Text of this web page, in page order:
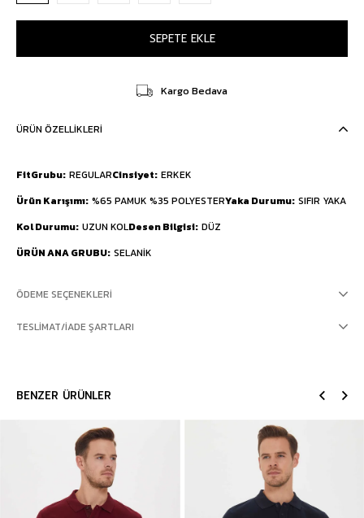
Kargo Bedava
ÜRÜN ÖZELLIKLERI
FitGrubu REGULARCinsiyet ERKEK
Ürün Karışımı %65 PAMUK %35 POLYESTERYaka Durumu SIFIR YAKA
Kol Durumu UZUN KOLDesen Bilgisi DÜZ
ÜRÜN ANA GRUBU SELANİK
ÖDEME SEÇENEKLERI
TESLIMAT/İADE ŞARTLARI
BENZER ÜRÜNLER